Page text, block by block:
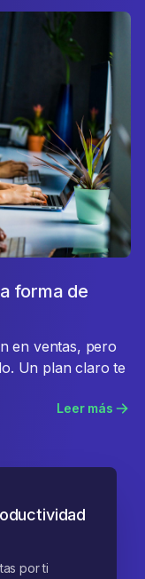
forma de
en ventas, pero
Un plan claro te
Leer más
por ti